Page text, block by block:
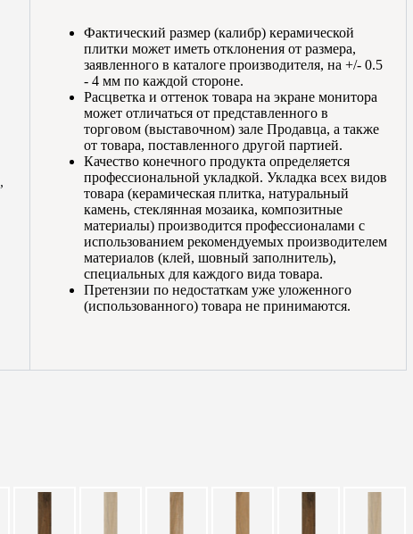
,
Фактический размер (калибр) керамической
плитки может иметь отклонения от размера,
заявленного в каталоге производителя, на +/- 0.5
- 4 мм по каждой стороне.
Расцветка и оттенок товара на экране монитора
может отличаться от представленного в
торговом (выставочном) зале Продавца, а также
от товара, поставленного другой партией.
Качество конечного продукта определяется
профессиональной укладкой. Укладка всех видов
товара (керамическая плитка, натуральный
камень, стеклянная мозаика, композитные
материалы) производится профессионалами с
использованием рекомендуемых производителем
материалов (клей, шовный заполнитель),
специальных для каждого вида товара.
Претензии по недостаткам уже уложенного
(использованного) товара не принимаются.